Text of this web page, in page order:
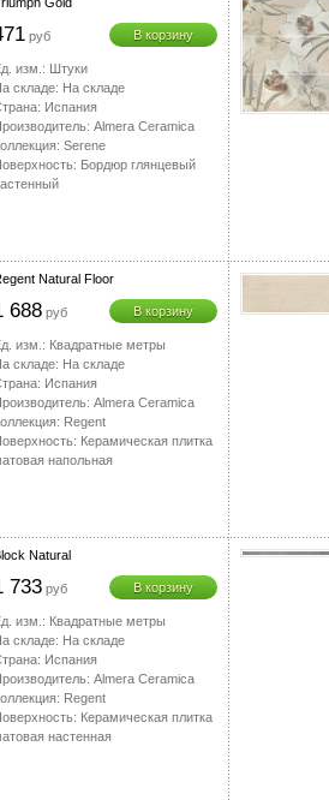
руб В корзину
изм.: Штуки
складе: На складе
Испания
Almera Ceramica
Serene
Бордюр глянцевый
Natural Floor
688 руб В корзину
изм.: Квадратные метры
складе: На складе
Испания
Almera Ceramica
Regent
Керамическая плитка
напольная
Natural
733 руб В корзину
изм.: Квадратные метры
складе: На складе
Испания
Almera Ceramica
Regent
Керамическая плитка
настенная